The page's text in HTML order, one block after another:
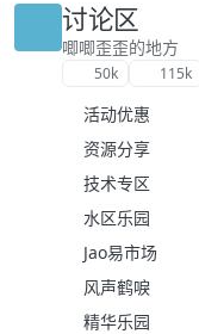
讨论区
唧唧歪歪的地方
50k 115k
活动优惠
资源分享
技术专区
水区乐园
Jao易市场
风声鹤唳
精华乐园